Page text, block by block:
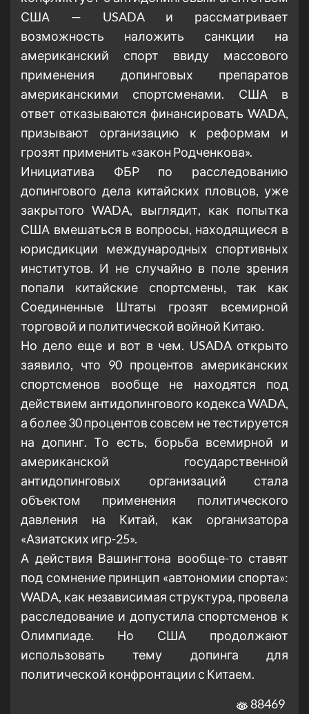
США — USADA и рассматривает
возможность наложить санкции на
американский спорт ввиду массового
применения допинговых препаратов
американскими спортсменами. США в
ответ отказываются финансировать WADA,
призывают организацию к реформам и
грозят применить «закон Родченкова».
Инициатива ФБР по расследованию
допингового дела китайских пловцов, уже
закрытого WADA, выглядит, как попытка
США вмешаться в вопросы, находящиеся в
юрисдикции международных спортивных
институтов. И не случайно в поле зрения
попали китайские спортсмены, так как
Соединенные Штаты грозят всемирной
торговой и политической войной Китаю.
Но дело еще и вот в чем. USADA открыто
заявило, что 90 процентов американских
спортсменов вообще не находятся под
действием антидопингового кодекса WADA,
а более 30 процентов совсем не тестируется
на допинг. То есть, борьба всемирной и
американской государственной
антидопинговых организаций стала
объектом применения политического
давления на Китай, как организатора
«Азиатских игр-25».
А действия Вашингтона вообще-то ставят
под сомнение принцип «автономии спорта»:
WADA, как независимая структура, провела
расследование и допустила спортсменов к
Олимпиаде. Но США продолжают
использовать тему допинга для
политической конфронтации с Китаем.
88469